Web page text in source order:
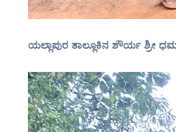
ಯಲ್ಲಾಪುರ ತಾಲ್ಲೂಕಿನ ಶೌರ್ಯ ಶ್ರೀ